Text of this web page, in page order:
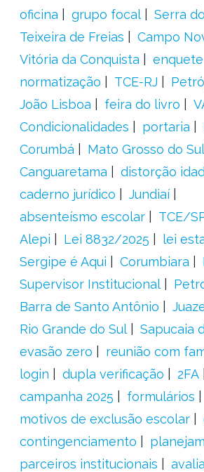
oficina
grupo focal Serra
Teixeira de Freias
Campo
Vitória da Conquista
enquete
normatização
TCE-RJ
João Lisboa
feira do livro
Condicionalidades
portaria
Corumbá
Mato Grosso do Sul
Canguaretama
distorção
caderno jurídico
Jundiaí
absenteísmo escolar
TCE/
Alepi
Lei 8832/2025 lei
Sergipe é Aqui
Corumbiara
Supervisor Institucional
Barra de Santo Antônio
Rio Grande do Sul
Sapucaia
evasão zero
reunião com
login
dupla verificação
2FA
campanha 2025
formulários
motivos de exclusão escolar
contingenciamento
parceiros institucionais